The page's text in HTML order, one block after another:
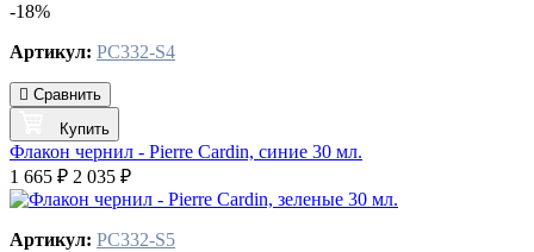
-18%
Артикул: PC332-S4
Сравнить
Купить
Флакон чернил - Pierre Cardin, синие 30 мл.
1 665 ₽ 2 035 ₽
Артикул: PC332-S5